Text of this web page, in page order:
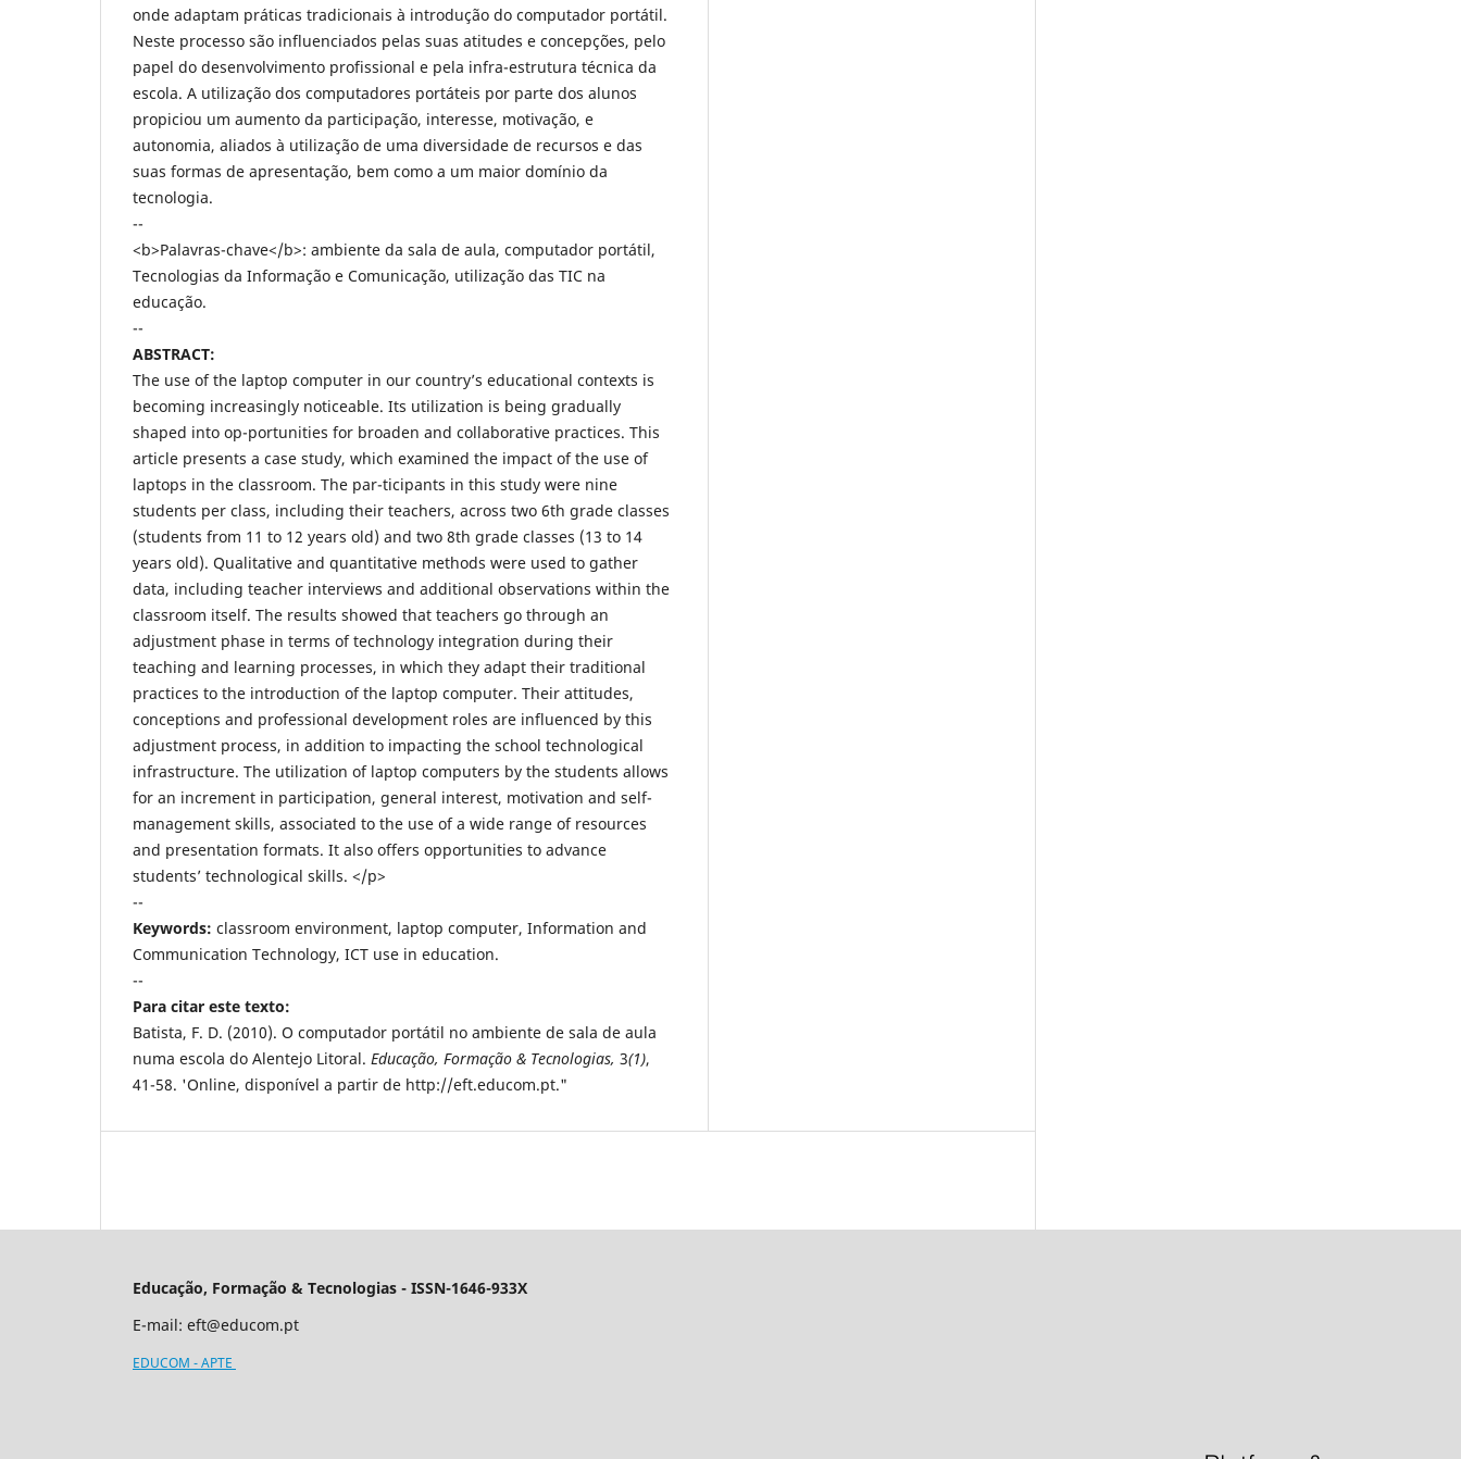
onde adaptam práticas tradicionais à introdução do computador portátil.
Neste processo são influenciados pelas suas atitudes e concepções, pelo
papel do desenvolvimento profissional e pela infra-estrutura técnica da
escola. A utilização dos computadores portáteis por parte dos alunos
propiciou um aumento da participação, interesse, motivação, e
autonomia, aliados à utilização de uma diversidade de recursos e das
suas formas de apresentação, bem como a um maior domínio da
tecnologia.
--
<b>Palavras-chave</b>: ambiente da sala de aula, computador portátil,
Tecnologias da Informação e Comunicação, utilização das TIC na
educação.
--
ABSTRACT:
The use of the laptop computer in our country’s educational contexts is
becoming increasingly noticeable. Its utilization is being gradually
shaped into op-portunities for broaden and collaborative practices. This
article presents a case study, which examined the impact of the use of
laptops in the classroom. The par-ticipants in this study were nine
students per class, including their teachers, across two 6th grade classes
(students from 11 to 12 years old) and two 8th grade classes (13 to 14
years old). Qualitative and quantitative methods were used to gather
data, including teacher interviews and additional observations within the
classroom itself. The results showed that teachers go through an
adjustment phase in terms of technology integration during their
teaching and learning processes, in which they adapt their traditional
practices to the introduction of the laptop computer. Their attitudes,
conceptions and professional development roles are influenced by this
adjustment process, in addition to impacting the school technological
infrastructure. The utilization of laptop computers by the students allows
for an increment in participation, general interest, motivation and self-
management skills, associated to the use of a wide range of resources
and presentation formats. It also offers opportunities to advance
students’ technological skills. </p>
--
Keywords: classroom environment, laptop computer, Information and
Communication Technology, ICT use in education.
--
Para citar este texto:
Batista, F. D. (2010). O computador portátil no ambiente de sala de aula
numa escola do Alentejo Litoral. Educação, Formação & Tecnologias, 3(1),
41-58. 'Online, disponível a partir de http://eft.educom.pt."
Educação, Formação & Tecnologias - ISSN-1646-933X
E-mail: eft@educom.pt
EDUCOM - APTE